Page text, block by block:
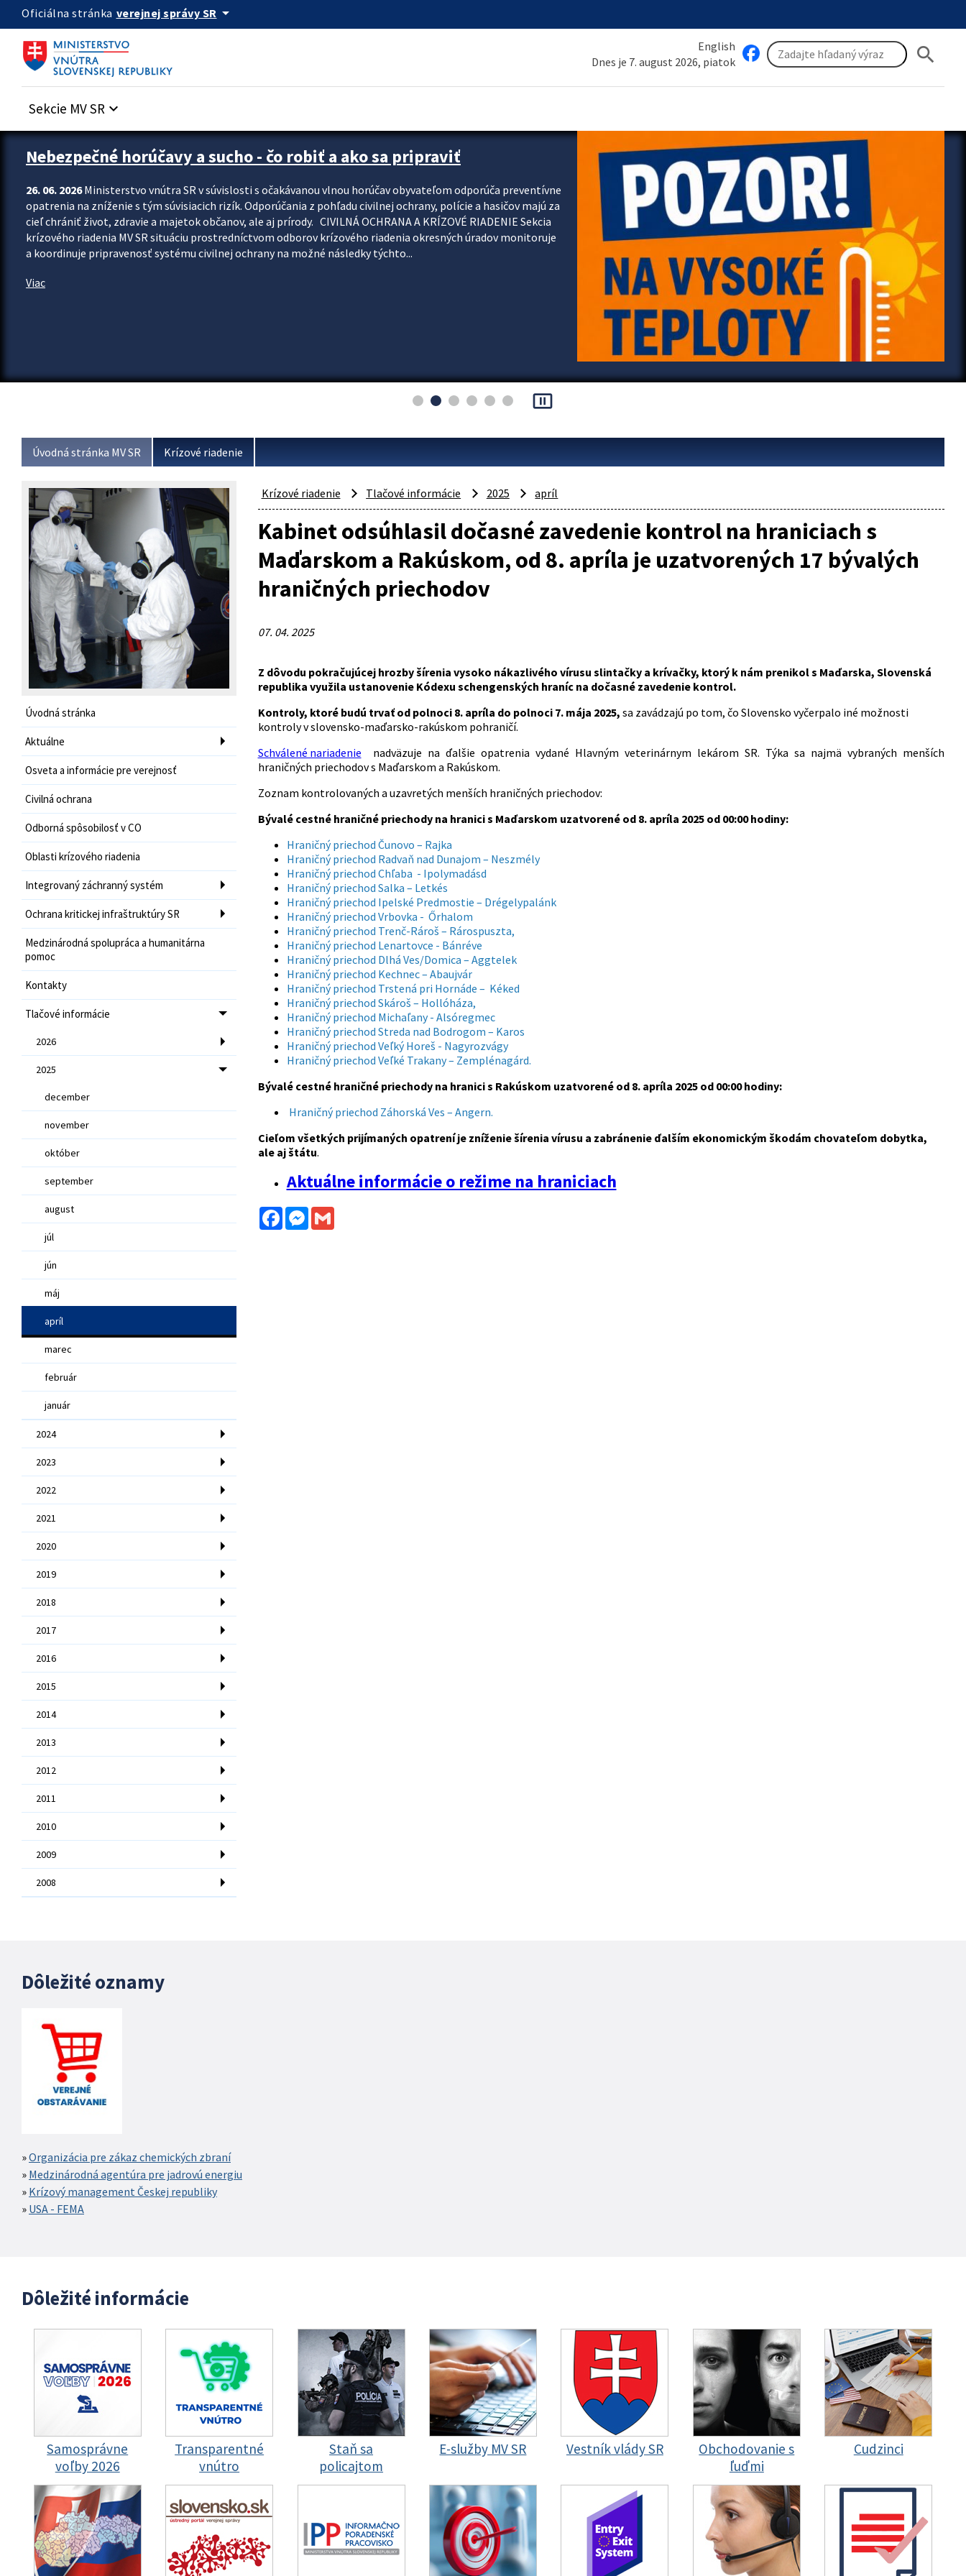
Preskocit na hlavný obsah
Oficiálna stránka verejnej správy SR arrow_drop_down
English
Dnes je 7. august 2026, piatok
search
Sekcie MV SR keyboard_arrow_down
Zastavit automatický posun upútavok
Nebezpečné horúčavy a sucho - čo robiť a ako sa pripraviť
26. 06. 2026Ministerstvo vnútra SR v súvislosti s očakávanou vlnou horúčav obyvateľom odporúča preventívne
opatrenia na zníženie s tým súvisiacich rizík. Odporúčania z pohľadu civilnej ochrany, polície a hasičov majú za
cieľ chrániť život, zdravie a majetok občanov, ale aj prírody. CIVILNÁ OCHRANA A KRÍZOVÉ RIADENIE Sekcia
krízového riadenia MV SR situáciu prostredníctvom odborov krízového riadenia okresných úradov monitoruje
a koordinuje pripravenosť systému civilnej ochrany na možné následky týchto...
Viac
pause_presentation
Úvodná stránka MV SR Krízové riadenie
Úvodná stránka
Aktuálne
Osveta a informácie pre verejnosť
Civilná ochrana
Odborná spôsobilosť v CO
Oblasti krízového riadenia
Integrovaný záchranný systém
Ochrana kritickej infraštruktúry SR
Medzinárodná spolupráca a humanitárna
pomoc
Kontakty
Tlačové informácie
2026
2025
december
november
október
september
august
júl
jún
máj
apríl
marec
február
január
2024
2023
2022
2021
2020
2019
2018
2017
2016
2015
2014
2013
2012
2011
2010
2009
2008
Krízové riadenie Tlačové informácie 2025 apríl
Kabinet odsúhlasil dočasné zavedenie kontrol na hraniciach s
Maďarskom a Rakúskom, od 8. apríla je uzatvorených 17 bývalých
hraničných priechodov
07. 04. 2025
Z dôvodu pokračujúcej hrozby šírenia vysoko nákazlivého vírusu slintačky a krívačky, ktorý k nám prenikol s Maďarska, Slovenská
republika využila ustanovenie Kódexu schengenských hraníc na dočasné zavedenie kontrol.
Kontroly, ktoré budú trvať od polnoci 8. apríla do polnoci 7. mája 2025, sa zavádzajú po tom, čo Slovensko vyčerpalo iné možnosti
kontroly v slovensko-maďarsko-rakúskom pohraničí.
Schválené nariadenie nadväzuje na ďalšie opatrenia vydané Hlavným veterinárnym lekárom SR. Týka sa najmä vybraných menších
hraničných priechodov s Maďarskom a Rakúskom.
Zoznam kontrolovaných a uzavretých menších hraničných priechodov:
Bývalé cestné hraničné priechody na hranici s Maďarskom uzatvorené od 8. apríla 2025 od 00:00 hodiny:
Hraničný priechod Čunovo – Rajka
Hraničný priechod Radvaň nad Dunajom – Neszmély
Hraničný priechod Chľaba - Ipolymadásd
Hraničný priechod Salka – Letkés
Hraničný priechod Ipelské Predmostie – Drégelypalánk
Hraničný priechod Vrbovka - Őrhalom
Hraničný priechod Trenč-Rároš – Rárospuszta,
Hraničný priechod Lenartovce - Bánréve
Hraničný priechod Dlhá Ves/Domica – Aggtelek
Hraničný priechod Kechnec – Abaujvár
Hraničný priechod Trstená pri Hornáde – Kéked
Hraničný priechod Skároš – Hollóháza,
Hraničný priechod Michaľany - Alsóregmec
Hraničný priechod Streda nad Bodrogom – Karos
Hraničný priechod Veľký Horeš - Nagyrozvágy
Hraničný priechod Veľké Trakany – Zemplénagárd.
Bývalé cestné hraničné priechody na hranici s Rakúskom uzatvorené od 8. apríla 2025 od 00:00 hodiny:
Hraničný priechod Záhorská Ves – Angern.
Cieľom všetkých prijímaných opatrení je zníženie šírenia vírusu a zabránenie ďalším ekonomickým škodám chovateľom dobytka,
ale aj štátu.
Aktuálne informácie o režime na hraniciach
FacebookMessenger
Gmail
Dôležité oznamy
Organizácia pre zákaz chemických zbraní
Medzinárodná agentúra pre jadrovú energiu
Krízový management Českej republiky
USA - FEMA
Dôležité informácie
Samosprávne
voľby 2026
Transparentné
vnútro
Staň sa
policajtom
E-služby MV SR Vestník vlády SR
Obchodovanie s
ľuďmi
Cudzinci